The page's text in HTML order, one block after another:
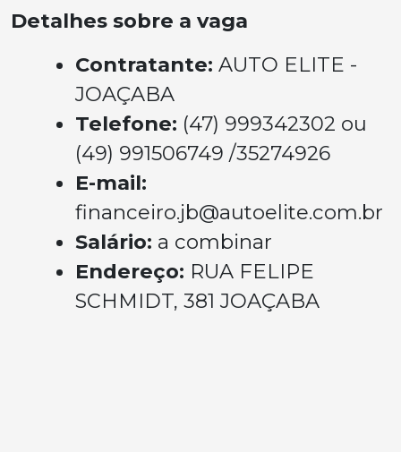
Detalhes sobre a vaga
Contratante: AUTO ELITE -
JOAÇABA
Telefone: (47) 999342302 ou
(49) 991506749 /35274926
E-mail:
financeiro.jb@autoelite.com.br
Salário: a combinar
Endereço: RUA FELIPE
SCHMIDT, 381 JOAÇABA